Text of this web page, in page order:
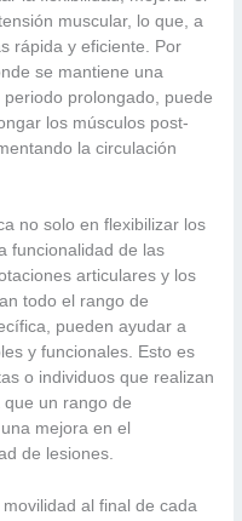
muscular, lo que, a
rápida y eficiente. Por
se mantiene una
prolongado, puede
los músculos post-
la circulación
no solo en flexibilizar los
funcionalidad de las
articulares y los
todo el rango de
pueden ayudar a
y funcionales. Esto es
o individuos que realizan
un rango de
mejora en el
de lesiones.
al final de cada